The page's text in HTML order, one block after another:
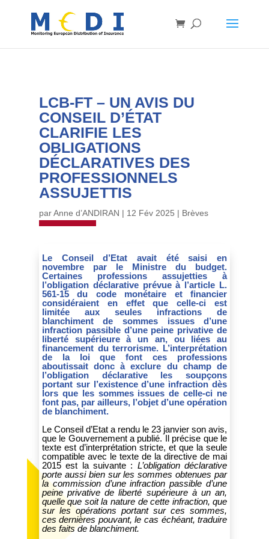
LCB-FT – UN AVIS DU
CONSEIL D’ÉTAT
CLARIFIE LES
OBLIGATIONS
DÉCLARATIVES DES
PROFESSIONNELS
ASSUJETTIS
parAnne d’ANDIRAN | 12 Fév 2025 | Brèves
Le Conseil d’Etat avait été saisi en
novembre par le Ministre du budget.
Certaines professions assujetties à
l’obligation déclarative prévue à l’article L.
561-15 du code monétaire et financier
considéraient en effet que celle-ci est
limitée aux seules infractions de
blanchiment de sommes issues d’une
infraction passible d’une peine privative de
liberté supérieure à un an, ou liées au
financement du terrorisme. L’interprétation
de la loi que font ces professions
aboutissait donc à exclure du champ de
l’obligation déclarative les soupçons
portant sur l’existence d’une infraction dès
lors que les sommes issues de celle-ci ne
font pas, par ailleurs, l’objet d’une opération
de blanchiment.
Le Conseil d’Etat a rendu le 23 janvier son avis,
que le Gouvernement a publié. Il précise que le
texte est d’interprétation stricte, et que la seule
compatible avec le texte de la directive de mai
2015 est la suivante : L’obligation déclarative
porte aussi bien sur les sommes obtenues par
la commission d’une infraction passible d’une
peine privative de liberté supérieure à un an,
quelle que soit la nature de cette infraction, que
sur les opérations portant sur ces sommes,
ces dernières pouvant, le cas échéant, traduire
des faits de blanchiment.